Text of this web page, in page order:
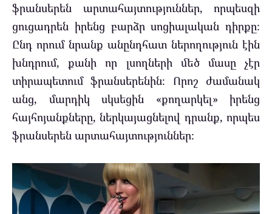
ֆրանսերեն արտահայտություններ, որպեսզի
ցուցադրեն իրենց բարձր սոցիալական դիրքը։
Ընդ որում նրանք անընդհատ ներողություն էին
խնդրում, քանի որ լսողների մեծ մասը չէր
տիրապետում ֆրանսերենին։ Որոշ ժամանակ
անց, մարդիկ սկսեցին «քողարկել» իրենց
հայհոյանքները, ներկայացնելով դրանք, որպես
ֆրանսերեն արտահայտություններ։